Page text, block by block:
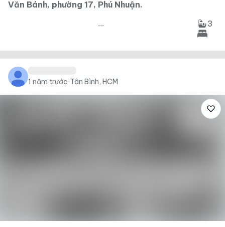
Văn Bánh, phường 17, Phú Nhuận.
... 3
1 năm trước·Tân Bình, HCM